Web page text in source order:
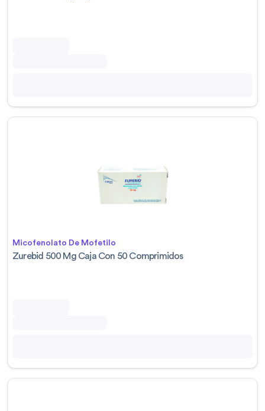
Micofenolato De Mofetilo
Zurebid 500 Mg Caja Con 50 Comprimidos